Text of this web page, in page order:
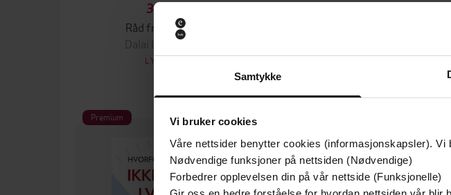
Samtykke
Vi bruker cookies
Våre nettsider benytter cookies (informasjonskapsler). Vi
Nødvendige funksjoner på nettsiden (Nødvendige)
Forbedrer opplevelsen din på vår nettside (Funksjonelle)
399,-
Råd fra hjertet
Dalai Lama XIV
LYDBOK LYDBOK
Premium